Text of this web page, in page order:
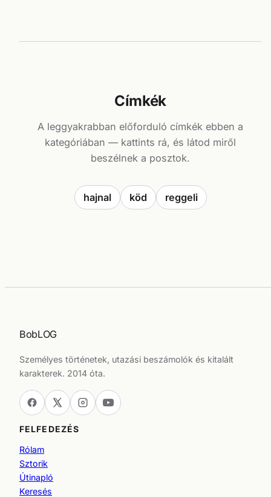
Címkék
A leggyakrabban előforduló címkék ebben a
kategóriában — kattints rá, és látod miről
beszélnek a posztok.
hajnal köd reggeli
BobLOG
Személyes történetek, utazási beszámolók és kitalált
karakterek. 2014 óta.
FELFEDEZÉS
Rólam
Sztorik
Útinapló
Keresés